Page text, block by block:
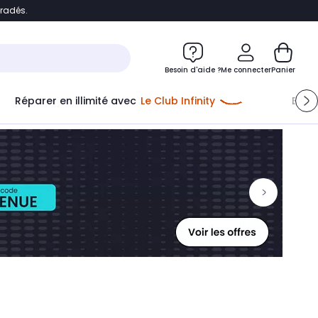
Besoin d'aide ?Me connecterPanier
Réparer en illimité avec Le Club Infinity